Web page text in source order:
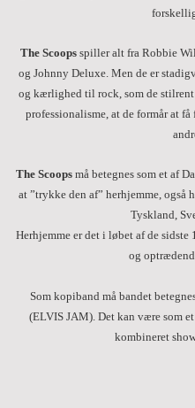
The Scoops spiller alt fra Robbie
og Johnny Deluxe. Men de er
og kærlighed til rock, som de stilrent
professionalisme, at de formår at
The Scoops må betegnes som et af
at ”trykke den af” herhjemme, også
Tyskland,
Herhjemme er det i løbet af de
og
Som kopiband må bandet
(ELVIS JAM). Det kan være som
kombineret